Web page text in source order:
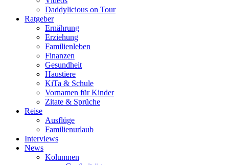
Daddylicious on Tour
Ratgeber
Ernährung
Erziehung
Familienleben
Finanzen
Gesundheit
Haustiere
KiTa & Schule
Vornamen für Kinder
Zitate & Sprüche
Reise
Ausflüge
Familienurlaub
Interviews
News
Kolumnen